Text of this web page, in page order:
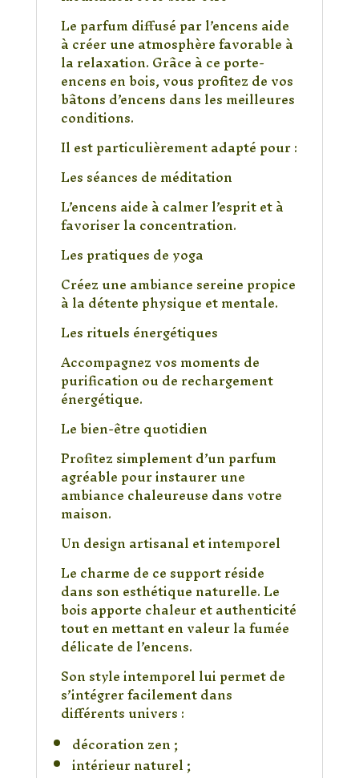
Le parfum diffusé par l’encens aide
à créer une atmosphère favorable à
la relaxation. Grâce à ce porte-
encens en bois, vous profitez de vos
bâtons d’encens dans les meilleures
conditions.
Il est particulièrement adapté pour :
Les séances de méditation
L’encens aide à calmer l’esprit et à
favoriser la concentration.
Les pratiques de yoga
Créez une ambiance sereine propice
à la détente physique et mentale.
Les rituels énergétiques
Accompagnez vos moments de
purification ou de rechargement
énergétique.
Le bien-être quotidien
Profitez simplement d’un parfum
agréable pour instaurer une
ambiance chaleureuse dans votre
maison.
Un design artisanal et intemporel
Le charme de ce support réside
dans son esthétique naturelle. Le
bois apporte chaleur et authenticité
tout en mettant en valeur la fumée
délicate de l’encens.
Son style intemporel lui permet de
s’intégrer facilement dans
différents univers :
décoration zen ;
intérieur naturel ;